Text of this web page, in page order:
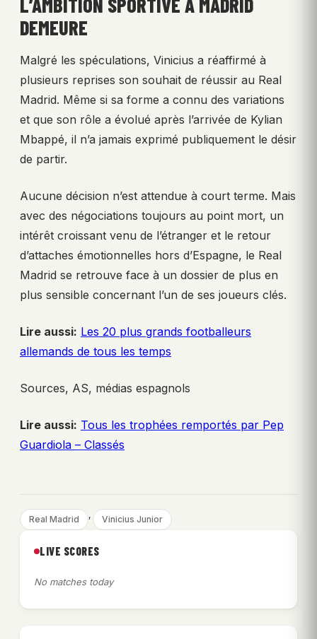
L’AMBITION SPORTIVE À MADRID
DEMEURE
Malgré les spéculations, Vinicius a réaffirmé à
plusieurs reprises son souhait de réussir au Real
Madrid. Même si sa forme a connu des variations
et que son rôle a évolué après l’arrivée de Kylian
Mbappé, il n’a jamais exprimé publiquement le désir
de partir.
Aucune décision n’est attendue à court terme. Mais
avec des négociations toujours au point mort, un
intérêt croissant venu de l’étranger et le retour
d’attaches émotionnelles hors d’Espagne, le Real
Madrid se retrouve face à un dossier de plus en
plus sensible concernant l’un de ses joueurs clés.
Lire aussi: Les 20 plus grands footballeurs
allemands de tous les temps
Sources, AS, médias espagnols
Lire aussi: Tous les trophées remportés par Pep
Guardiola – Classés
Real Madrid , Vinicius Junior
LIVE SCORES
No matches today